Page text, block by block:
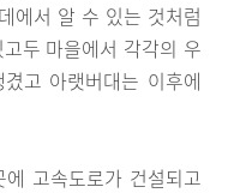
에서 알 수 있는 것처럼
두 마을에서 각각의 우
고 아랫버대는 이후에
고속도로가 건설되고